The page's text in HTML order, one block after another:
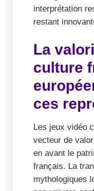
interprétation
restant
La
culture
ces
Les jeux vidéo
vecteur de
en avant le
français. La
mythologiques